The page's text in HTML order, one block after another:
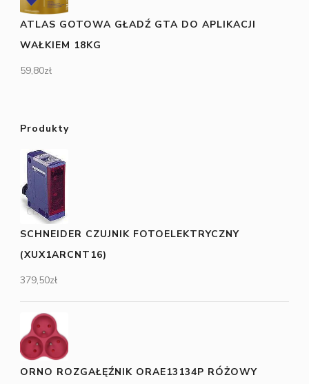
ATLAS GOTOWA GŁADŹ GTA DO APLIKACJI
WAŁKIEM 18KG
59,80zł
Produkty
SCHNEIDER CZUJNIK FOTOELEKTRYCZNY
(XUX1ARCNT16)
379,50zł
ORNO ROZGAŁĘŹNIK ORAE13134P RÓŻOWY